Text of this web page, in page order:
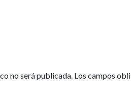
no será publicada. Los campos